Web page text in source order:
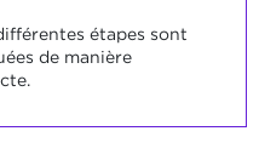
étapes sont
de manière